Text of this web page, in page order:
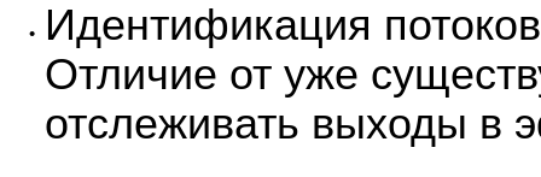
•
Идентификация
Отличие от уже
отслеживать выходы в